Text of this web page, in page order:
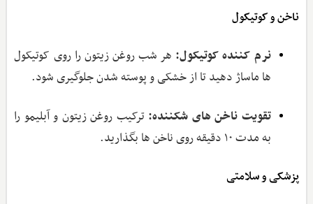
ناخن و کوتیکول
نرم ‌کننده کوتیکول: هر شب روغن زیتون را روی کوتیکول
‌ها ماساژ دهید تا از خشکی و پوسته شدن جلوگیری شود.
تقویت ناخن‌ های شکننده: ترکیب روغن زیتون و آبلیمو را
به مدت ۱۰ دقیقه روی ناخن‌ ها بگذارید.
پزشکی و سلامتی